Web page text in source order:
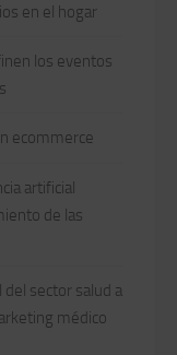
en el hogar
los eventos
ecommerce
artificial
de las
sector salud a
médico